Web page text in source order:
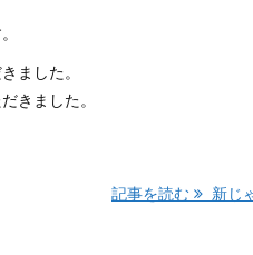
ました。
きました。
記事を読む 新じ